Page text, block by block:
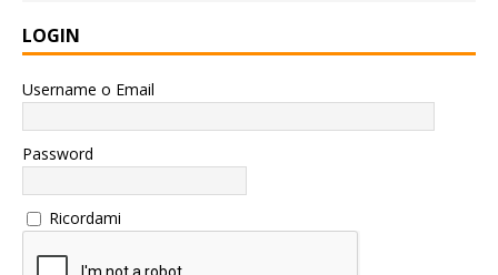
LOGIN
Username o Email
Password
Ricordami